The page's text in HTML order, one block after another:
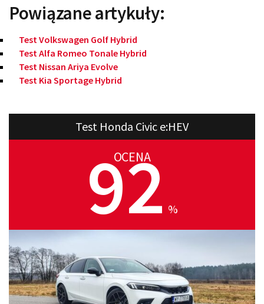
Powiązane artykuły:
Test Volkswagen Golf Hybrid
Test Alfa Romeo Tonale Hybrid
Test Nissan Ariya Evolve
Test Kia Sportage Hybrid
Test Honda Civic e:HEV
OCENA
92 %